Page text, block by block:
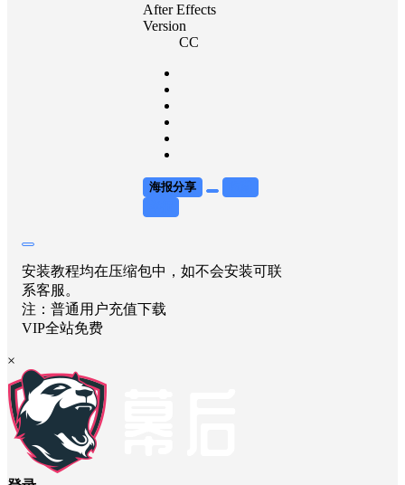
After Effects
Version
CC
海报分享
安装教程均在压缩包中，如不会安装可联
系客服。
注：普通用户充值下载
VIP全站免费
×